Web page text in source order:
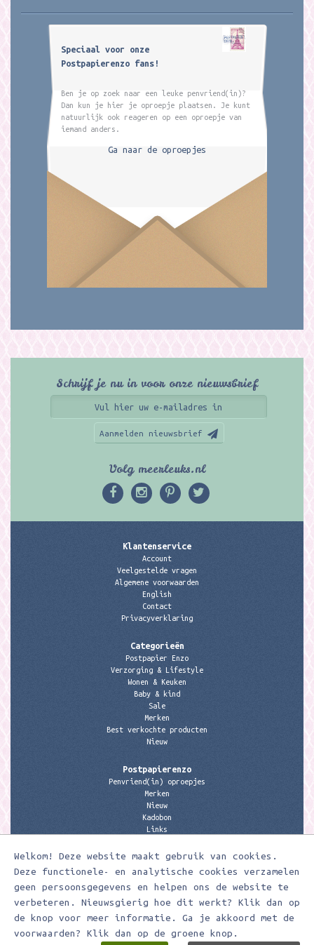
Welkom! Deze website maakt gebruik van cookies.
Deze functionele- en analytische cookies verzamelen
geen persoonsgegevens en helpen ons de website te
verbeteren. Nieuwsgierig hoe dit werkt? Klik dan op
de knop voor meer informatie. Ga je akkoord met de
voorwaarden? Klik dan op de groene knop.
Speciaal voor onze
Postpapierenzo fans!
Ben je op zoek naar een leuke penvriend(in)?
Dan kun je hier je oproepje plaatsen. Je kunt
natuurlijk ook reageren op een oproepje van
iemand anders.
Ga naar de oproepjes
Schrijf je nu in voor onze nieuwsbrief
Aanmelden nieuwsbrief
Volg meerleuks.nl
Klantenservice
Account
Veelgestelde vragen
Algemene voorwaarden
English
Contact
Privacyverklaring
Categorieën
Postpapier Enzo
Verzorging & Lifestyle
Wonen & Keuken
Baby & kind
Sale
Merken
Best verkochte producten
Nieuw
Postpapierenzo
Penvriend(in) oproepjes
Merken
Nieuw
Kadobon
Links
Contactgegevens
Meerleuks
anita@meerleuks.nl
06 – 107 163 36
KVK nummer: 58807179
BTW nummer: 853190859B01